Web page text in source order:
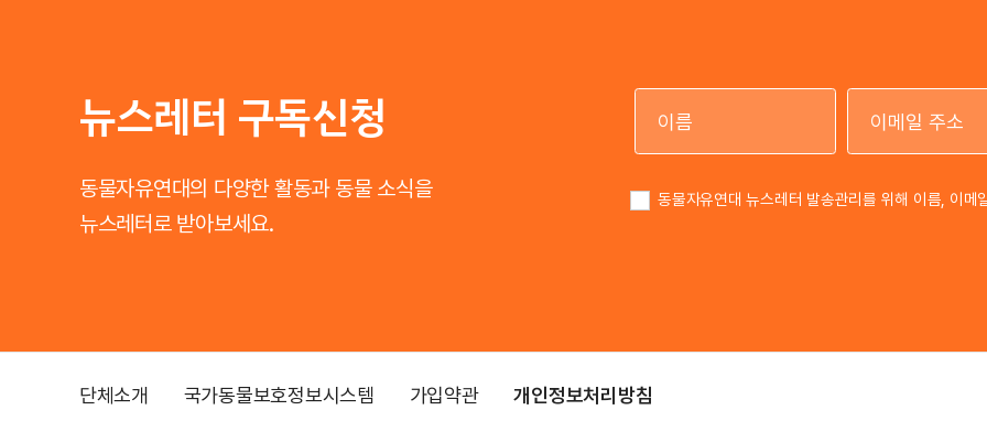
뉴스레터 구독신청
동물자유연대의 다양한 활동과 동물 소식을
뉴스레터로 받아보세요.
동물자유연대 뉴스레터 발송관리를 위해 이름, 이
단체소개 국가동물보호정보시스템 가입약관 개인정보처리방침